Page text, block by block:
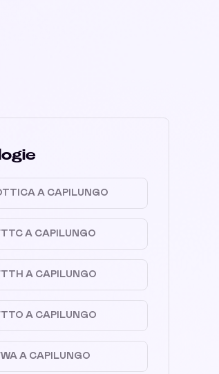
A CAPILUNGO
A CAPILUNGO
A CAPILUNGO
A CAPILUNGO
A CAPILUNGO